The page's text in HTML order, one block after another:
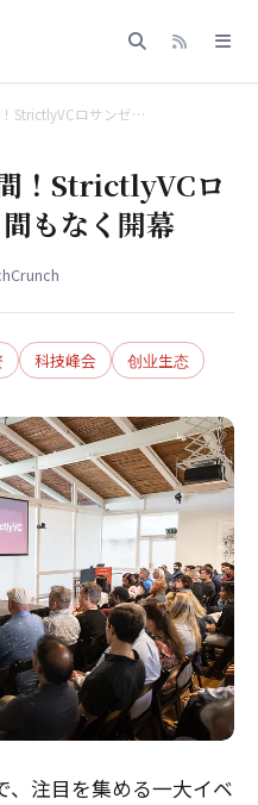
StrictlyVCロサンゼ…
！StrictlyVCロ
もなく開幕
科技峰会 创业生态
、注目を集める一大イベ